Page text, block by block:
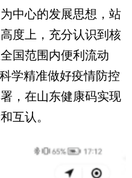
心的发展思想，站
度上，充分认识到核
国范围内便利流动
学精准做好疫情防控
，在山东健康码实现
互认。